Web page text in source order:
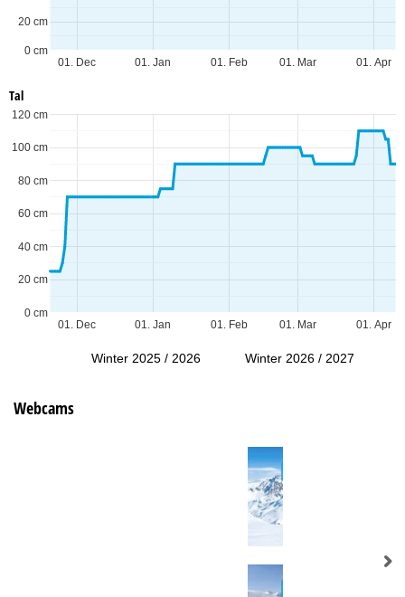
01. Dec 01. Jan 01. Feb 01. Mar 01. Apr
0 cm
20 cm
Tal
01. Dec 01. Jan 01. Feb 01. Mar 01. Apr
0 cm
20 cm
40 cm
60 cm
80 cm
100 cm
120 cm
Winter 2025 / 2026 Winter 2026 / 2027
Webcams